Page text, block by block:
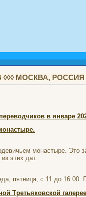
МОСКВА, РОССИЯ
в январе
монастыре. Это
этих дат.
пятница, с 11 до 16.00.
Третьяковской